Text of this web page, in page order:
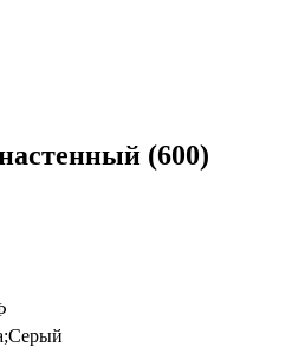
(600)